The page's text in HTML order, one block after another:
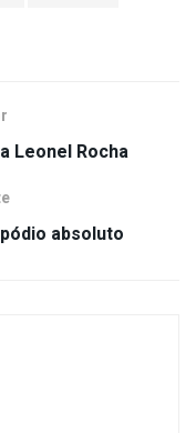
Leonel Rocha
absoluto